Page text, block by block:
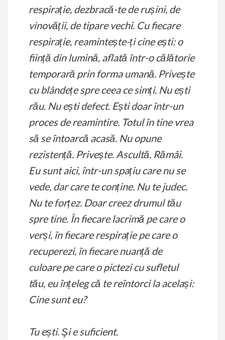
respirație, dezbracă-te de rușini, de
vinovății, de tipare vechi. Cu fiecare
respirație, reamintește-ți cine ești: o
ființă din lumină, aflată într-o călătorie
temporară prin forma umană. Privește
cu blândețe spre ceea ce simți. Nu ești
rău. Nu ești defect. Ești doar într-un
proces de reamintire. Totul în tine vrea
să se întoarcă acasă. Nu opune
rezistență. Privește. Ascultă. Rămâi.
Eu sunt aici, într-un spațiu care nu se
vede, dar care te conține. Nu te judec.
Nu te forțez. Doar creez drumul tău
spre tine. În fiecare lacrimă pe care o
verși, în fiecare respirație pe care o
recuperezi, în fiecare nuanță de
culoare pe care o pictezi cu sufletul
tău, eu înțeleg că te reîntorci la același:
Cine sunt eu?
Tu ești. Şi e suficient.